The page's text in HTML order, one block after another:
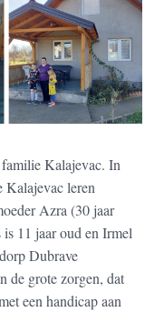
Kalajevac. In
Kalajevac leren
Azra (30 jaar
11 jaar oud en Irmel
Dubrave
de grote zorgen, dat
een handicap aan